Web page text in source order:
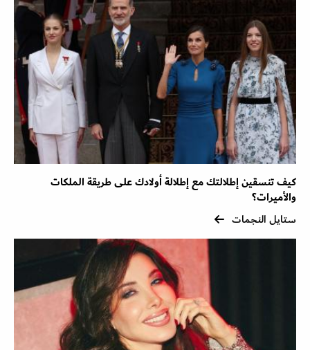
كيف تنسقين إطلالتك مع إطلالة أولادك على طريقة الملكات
والأميرات؟
ستايل النجمات